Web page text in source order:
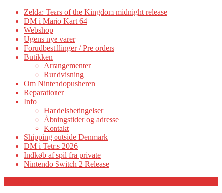
Zelda: Tears of the Kingdom midnight release
DM i Mario Kart 64
Webshop
Ugens nye varer
Forudbestillinger / Pre orders
Butikken
Arrangementer
Rundvisning
Om Nintendopusheren
Reparationer
Info
Handelsbetingelser
Åbningstider og adresse
Kontakt
Shipping outside Denmark
DM i Tetris 2026
Indkøb af spil fra private
Nintendo Switch 2 Release